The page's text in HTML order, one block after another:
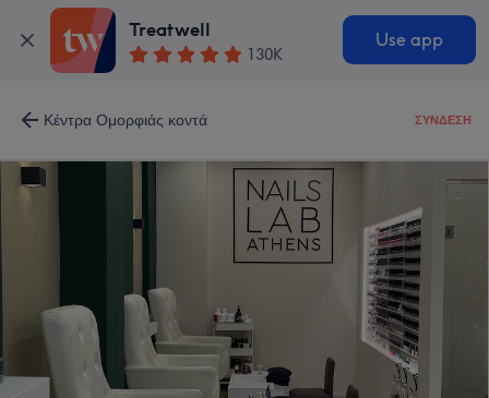
Treatwell
130K
Use app
Κέντρα Ομορφιάς κοντά ΣΎΝΔΕΣΗ